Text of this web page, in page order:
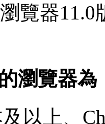
覽器
瀏覽器為
以上、